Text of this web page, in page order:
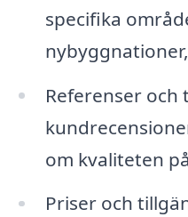
specifika
Referenser och
om kvaliteten
Priser och